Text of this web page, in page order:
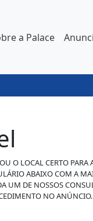
a Palace
O LOCAL CERTO PARA
ABAIXO COM A
UM DE NOSSOS
NO ANÚNCIO.